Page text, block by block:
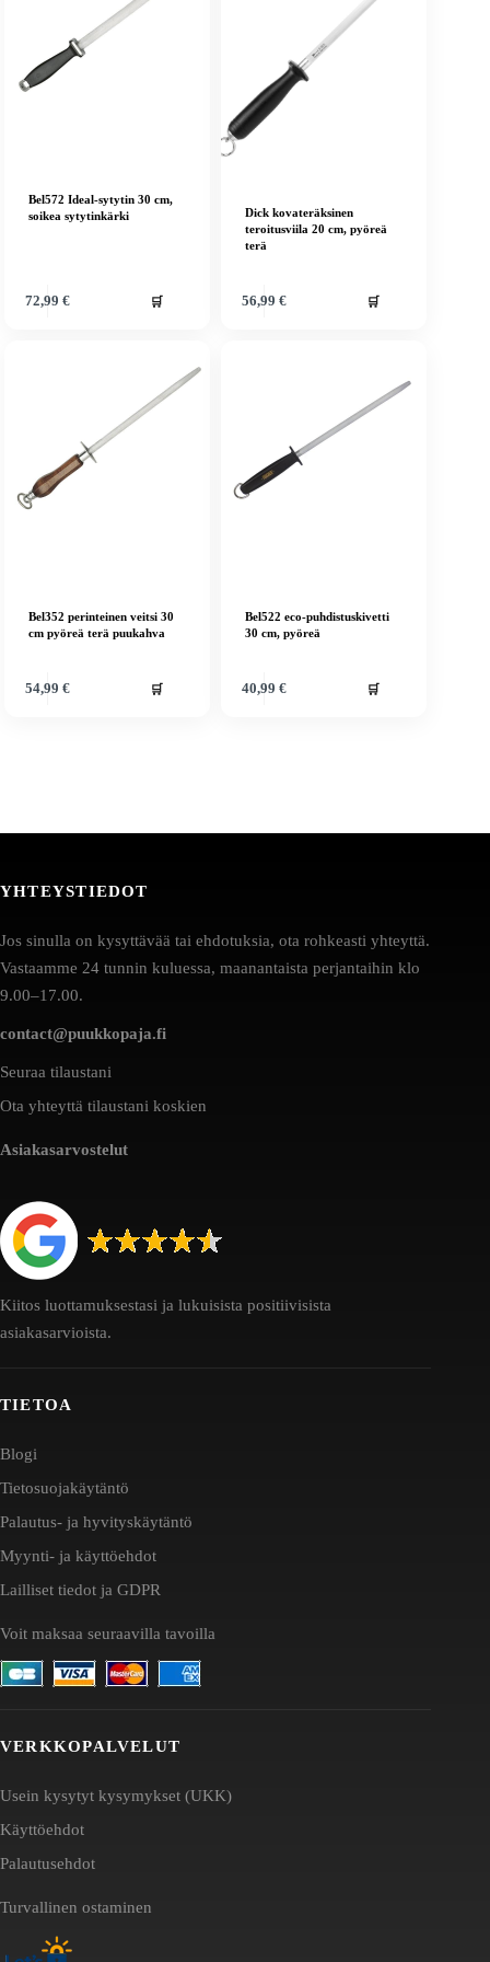
Bel572 Ideal-sytytin 30 cm,
soikea sytytinkärki
72,99 € 🛒
Dick kovateräksinen
teroitusviila 20 cm, pyöreä
terä
56,99 € 🛒
Bel352 perinteinen veitsi 30
cm pyöreä terä puukahva
54,99 € 🛒
Bel522 eco-puhdistuskivetti
30 cm, pyöreä
40,99 € 🛒
YHTEYSTIEDOT
Jos sinulla on kysyttävää tai ehdotuksia, ota rohkeasti yhteyttä.
Vastaamme 24 tunnin kuluessa, maanantaista perjantaihin klo
9.00–17.00.
contact@puukkopaja.fi
Seuraa tilaustani
Ota yhteyttä tilaustani koskien
Asiakasarvostelut
Kiitos luottamuksestasi ja lukuisista positiivisista
asiakasarvioista.
TIETOA
Blogi
Tietosuojakäytäntö
Palautus- ja hyvityskäytäntö
Myynti- ja käyttöehdot
Lailliset tiedot ja GDPR
Voit maksaa seuraavilla tavoilla
VERKKOPALVELUT
Usein kysytyt kysymykset (UKK)
Käyttöehdot
Palautusehdot
Turvallinen ostaminen